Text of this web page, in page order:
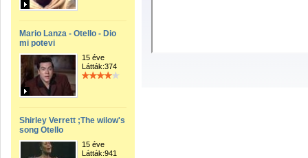
Mario Lanza - Otello - Dio
mi potevi
15 éve
Látták:374
Shirley Verrett ;The wilow's
song Otello
15 éve
Látták:941